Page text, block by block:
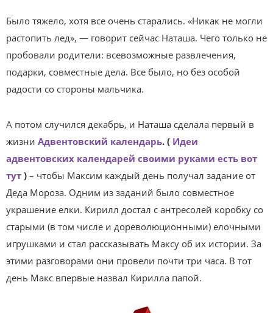
Было тяжело, хотя все очень старались. «Никак не могли
растопить лед», — говорит сейчас Наташа. Чего только не
пробовали родители: всевозможные развлечения,
подарки, совместные дела. Все было, но без особой
радости со стороны мальчика.
А потом случился декабрь, и Наташа сделала первый в
жизни Адвентовский календарь. ( Идеи
адвентовских календарей своими руками есть вот
тут ) – чтобы Максим каждый день получал задание от
Деда Мороза. Одним из заданий было совместное
украшение елки. Кирилл достал с антресолей коробку со
старыми (в том числе и дореволюционными) елочными
игрушками и стал рассказывать Максу об их истории. За
этими разговорами они провели почти три часа. В тот
день Макс впервые назвал Кирилла папой.